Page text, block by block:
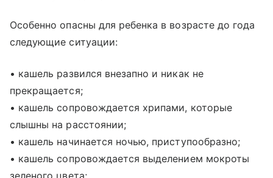
Особенно опасны для ребенка в возрасте до года
следующие ситуации:
• кашель развился внезапно и никак не
прекращается;
• кашель сопровождается хрипами, которые
слышны на расстоянии;
• кашель начинается ночью, приступообразно;
• кашель сопровождается выделением мокроты
зеленого цвета;